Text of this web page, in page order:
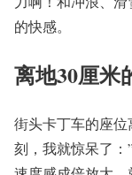
的快感。
离地30厘米
街头卡丁车的座
刻，我就惊呆了：